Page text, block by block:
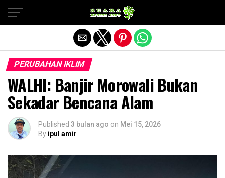
PERUBAHAN IKLIM
WALHI: Banjir Morowali Bukan
Sekadar Bencana Alam
Published 3 bulan ago on Mei 15, 2026
By ipul amir
Exit mobile version